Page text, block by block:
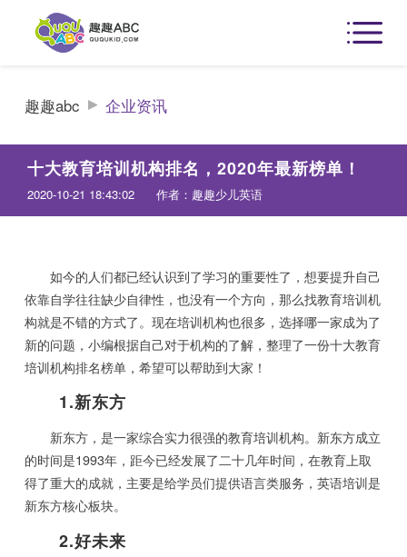
趣趣abc 企业资讯
十大教育培训机构排名，2020年最新榜单！
2020-10-21 18:43:02 作者：趣趣少儿英语
如今的人们都已经认识到了学习的重要性了，想要提升自己
依靠自学往往缺少自律性，也没有一个方向，那么找教育培训机
构就是不错的方式了。现在培训机构也很多，选择哪一家成为了
新的问题，小编根据自己对于机构的了解，整理了一份十大教育
培训机构排名榜单，希望可以帮助到大家！
1.新东方
新东方，是一家综合实力很强的教育培训机构。新东方成立
的时间是1993年，距今已经发展了二十几年时间，在教育上取
得了重大的成就，主要是给学员们提供语言类服务，英语培训是
新东方核心板块。
2.好未来